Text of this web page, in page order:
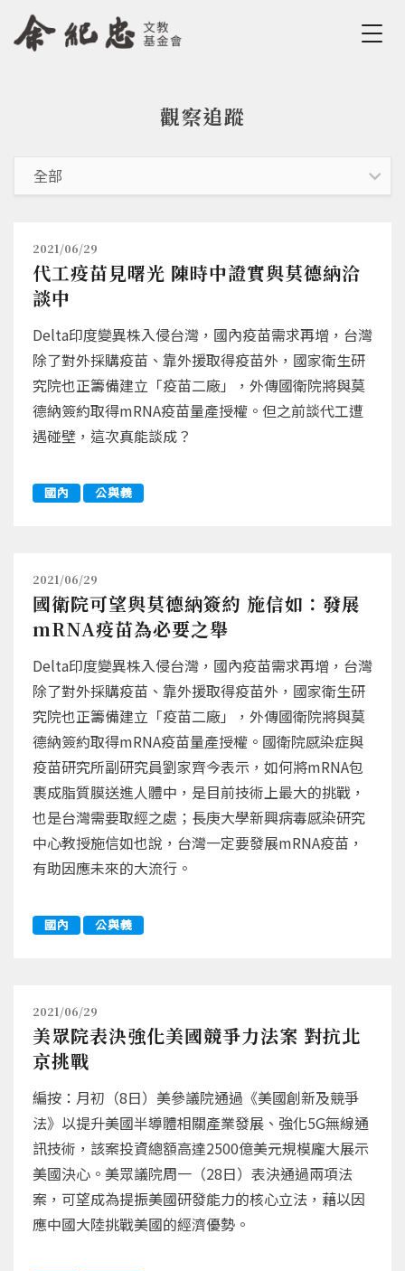
Jump to Navigation
Jump to Main content
觀察追蹤
2021/06/29
代工疫苗見曙光 陳時中證實與莫德納洽
談中
Delta印度變異株入侵台灣，國內疫苗需求再增，台灣
除了對外採購疫苗、靠外援取得疫苗外，國家衛生研
究院也正籌備建立「疫苗二廠」，外傳國衛院將與莫
德納簽約取得mRNA疫苗量產授權。但之前談代工遭
遇碰壁，這次真能談成？
國內 公與義
2021/06/29
國衛院可望與莫德納簽約 施信如：發展
mRNA疫苗為必要之舉
Delta印度變異株入侵台灣，國內疫苗需求再增，台灣
除了對外採購疫苗、靠外援取得疫苗外，國家衛生研
究院也正籌備建立「疫苗二廠」，外傳國衛院將與莫
德納簽約取得mRNA疫苗量產授權。國衛院感染症與
疫苗研究所副研究員劉家齊今表示，如何將mRNA包
裹成脂質膜送進人體中，是目前技術上最大的挑戰，
也是台灣需要取經之處；長庚大學新興病毒感染研究
中心教授施信如也說，台灣一定要發展mRNA疫苗，
有助因應未來的大流行。
國內 公與義
2021/06/29
美眾院表決強化美國競爭力法案 對抗北
京挑戰
編按：月初（8日）美參議院通過《美國創新及競爭
法》以提升美國半導體相關產業發展、強化5G無線通
訊技術，該案投資總額高達2500億美元規模龐大展示
美國決心。美眾議院周一（28日）表決通過兩項法
案，可望成為提振美國研發能力的核心立法，藉以因
應中國大陸挑戰美國的經濟優勢。